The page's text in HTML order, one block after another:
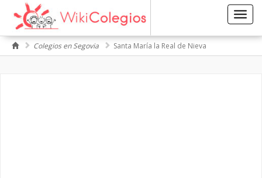
Colegios en Segovia Santa María la Real de Nieva